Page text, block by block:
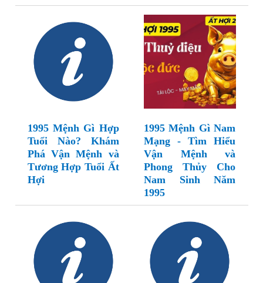
1995 Mệnh Gì Hợp
Tuổi Nào? Khám
Phá Vận Mệnh và
Tương Hợp Tuổi Ất
Hợi
1995 Mệnh Gì Nam
Mạng - Tìm Hiểu
Vận Mệnh và
Phong Thủy Cho
Nam Sinh Năm
1995